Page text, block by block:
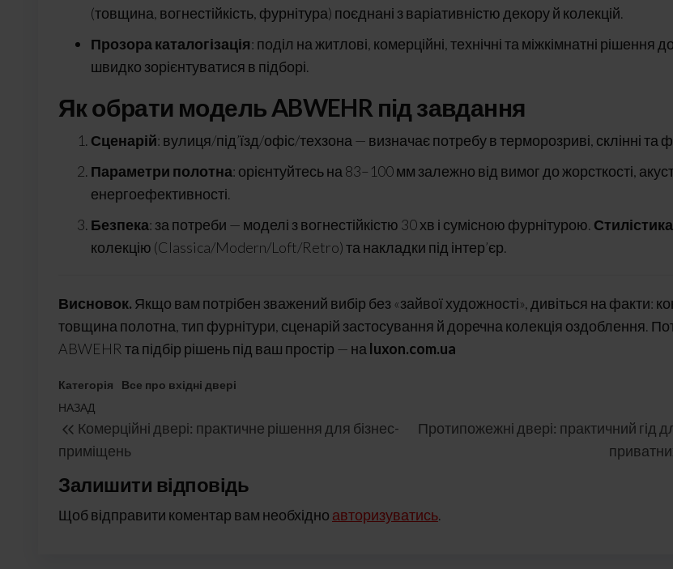
(товщина, вогнестійкість, фурнітура) поєднані з варіативністю декору й колекцій.
Прозора каталогізація: поділ на житлові, комерційні, технічні та міжкімнатні рішення
швидко зорієнтуватися в підборі.
Як обрати модель ABWEHR під завдання
Сценарій: вулиця/під’їзд/офіс/техзона — визначає потребу в терморозриві, склінні та
Параметри полотна: орієнтуйтесь на 83–100 мм залежно від вимог до жорсткості,
енергоефективності.
Безпека: за потреби — моделі з вогнестійкістю 30 хв і сумісною фурнітурою. Стилістика
колекцію (Classica/Modern/Loft/Retro) та накладки під інтер’єр.
Висновок. Якщо вам потрібен зважений вибір без «зайвої художності», дивіться на факти:
товщина полотна, тип фурнітури, сценарій застосування й доречна колекція оздоблення.
ABWEHR та підбір рішень під ваш простір — на luxon.com.ua
Категорія Все про вхідні двері
Навігація
записів
Попередній
запис
НАЗАД
Комерційні двері: практичне рішення для бізнес-
приміщень
Протипожежні двері: практичний гід
Залишити відповідь
Щоб відправити коментар вам необхідно авторизуватись.